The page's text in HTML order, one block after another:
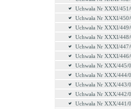
Uchwała Nr XXXI/
Uchwała Nr XXXI/
Uchwała Nr XXXI/
Uchwała Nr XXXI/
Uchwała Nr XXXI/
Uchwała Nr XXXI/
Uchwała Nr XXX/445/
Uchwała Nr XXX/444/
Uchwała Nr XXX/443/
Uchwała Nr XXX/442/
Uchwała Nr XXX/441/